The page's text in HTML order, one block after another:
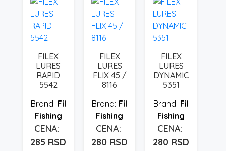
FILEX
LURES
RAPID
5542
Fil
Fishing
285 RSD
FILEX
LURES
FLIX 45 /
8116
Fil
Fishing
280 RSD
FILEX
LURES
DYNAMIC
5351
Fil
Fishing
280 RSD